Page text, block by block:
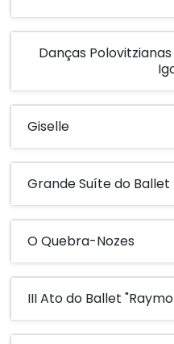
Danças
Giselle
Grande Suíte do Ballet
O Quebra-Nozes
III Ato do Ballet